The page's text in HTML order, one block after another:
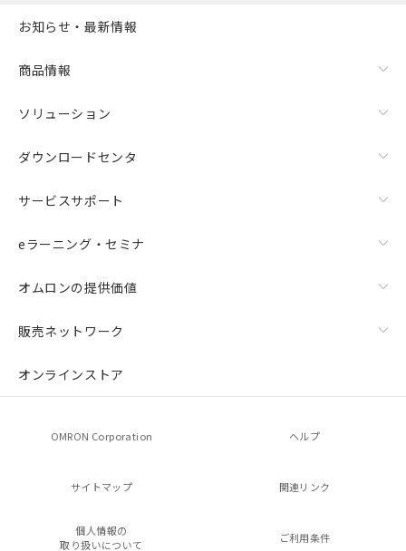
お知らせ・最新情報
商品情報
ソリューション
ダウンロードセンタ
サービスサポート
eラーニング・セミナ
オムロンの提供価値
販売ネットワーク
オンラインストア
OMRON Corporation ヘルプ
サイトマップ 関連リンク
個人情報の
取り扱いについて
ご利用条件